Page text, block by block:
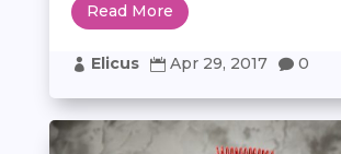
Read More
 Elicus  Apr 29, 2017  0